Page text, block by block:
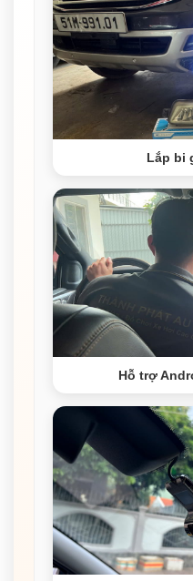
Lắp bi
Hỗ trợ